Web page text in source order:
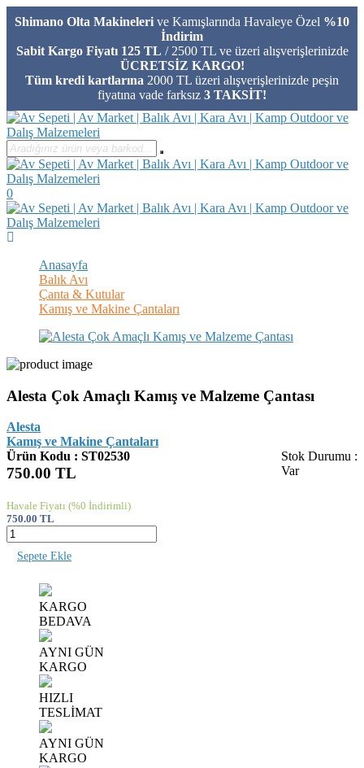
Shimano Olta Makineleri ve Kamışlarında Havaleye Özel %10
İndirim
Sabit Kargo Fiyatı 125 TL / 2500 TL ve üzeri alışverişlerinizde
ÜCRETSİZ KARGO!
Tüm kredi kartlarına 2000 TL üzeri alışverişlerinizde peşin
fiyatına vade farksız 3 TAKSİT!
0
Anasayfa
Balık Avı
Çanta & Kutular
Kamış ve Makine Çantaları
Alesta Çok Amaçlı Kamış ve Malzeme Çantası
Alesta
Kamış ve Makine Çantaları
Ürün Kodu : ST02530
Stok Durumu :
Var
750.00 TL
Havale Fiyatı (%0 İndirimli)
750.00 TL
Sepete Ekle
KARGO
BEDAVA
AYNI GÜN
KARGO
HIZLI
TESLİMAT
AYNI GÜN
KARGO